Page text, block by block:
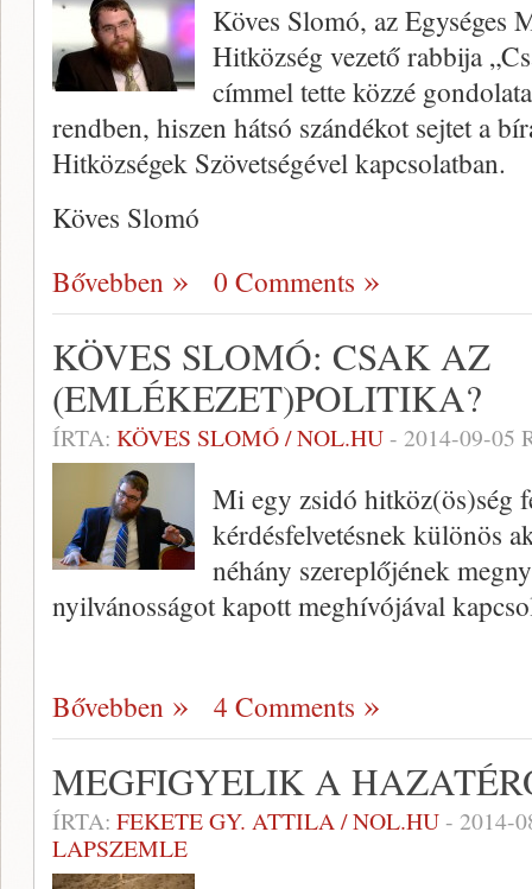
Köves Slomó, az Egységes
Hitközség vezető rabbija
címmel tette közzé
rendben, hiszen hátsó szándékot sejtet a
Hitközségek Szövetségével kapcsolatban.
Köves Slomó
Bővebben
0 Comments
KÖVES SLOMÓ: CSAK AZ
(EMLÉKEZET)POLITIKA?
ÍRTA: KÖVES SLOMÓ / NOL.HU- 2014-09-05
Mi egy zsidó hitköz(ös)ség
kérdésfelvetésnek különös
néhány szereplőjének
nyilvánosságot kapott meghívójával
Bővebben 4 Comments
MEGFIGYELIK A
ÍRTA: FEKETE GY. ATTILA / NOL.HU- 2014-
LAPSZEMLE